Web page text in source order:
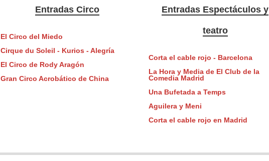
Entradas Circo
El Circo del Miedo
Cirque du Soleil - Kurios - Alegría
El Circo de Rody Aragón
Gran Circo Acrobático de China
Entradas Espectáculos y
teatro
Corta el cable rojo - Barcelona
La Hora y Media de El Club de la
Comedia Madrid
Una Bufetada a Temps
Aguilera y Meni
Corta el cable rojo en Madrid